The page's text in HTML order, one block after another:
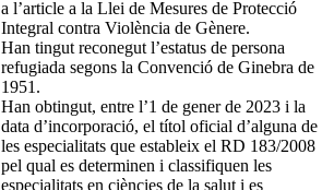
a l’article a la Llei de Mesures de Protecció
Integral contra Violència de Gènere.
Han tingut reconegut l’estatus de persona
refugiada segons la Convenció de Ginebra de
1951.
Han obtingut, entre l’1 de gener de 2023 i la
data d’incorporació, el títol oficial d’alguna de
les especialitats que estableix el RD 183/2008
pel qual es determinen i classifiquen les
especialitats en ciències de la salut i es